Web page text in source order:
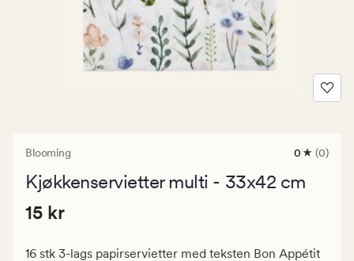
Blooming
0
med
0 (0)
Kjøkkenservietter multi - 33x42 cm
Pris
Pris 15 kr
15 kr
16 stk 3-lags papirservietter med teksten Bon Appétit